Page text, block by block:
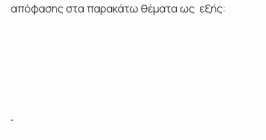
απόφασης στα παρακάτω θέματα ως εξής: